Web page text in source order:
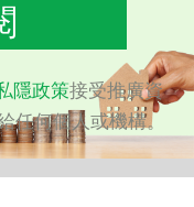
隱政策接受推廣資
任何個人或機構。